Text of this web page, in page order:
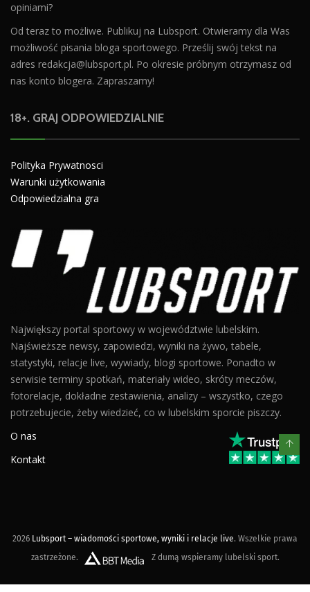
opiniami?
Od teraz to możliwe. Publikuj na Lubsport. Otwieramy dla Was
możliwość pisania bloga sportowego. Prześlij swój tekst na
adres redakcja@lubsport.pl. Po okresie próbnym otrzymasz od
nas konto blogera. Zapraszamy!
18+. GRAJ ODPOWIEDZIALNIE
Polityka Prywatnosci
Warunki użytkowania
Odpowiedzialna gra
Największy portal sportowy w województwie lubelskim.
Najświeższe newsy, zapowiedzi, wyniki na żywo, tabele,
statystyki, relacje live, wywiady, blogi sportowe. Ponadto w
serwisie terminy spotkań, materiały wideo, skróty meczów,
fotorelacje, dokładne zestawienia, analizy – wszystko, czego
potrzebujecie, żeby wiedzieć, co w lubelskim sporcie piszczy.
O nas
Kontakt
2026 Lubsport – wiadomości sportowe, wyniki i relacje live. Wszelkie prawa
zastrzeżone.
Z dumą wspieramy lubelski sport.